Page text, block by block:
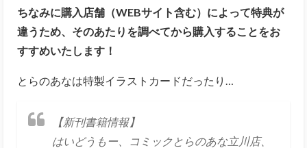
ちなみに購入店舗（WEBサイト含む）によって特典が
違うため、そのあたりを調べてから購入することをお
すすめいたします！
とらのあなは特製イラストカードだったり…
【新刊書籍情報】
はいどうもー、コミックとらのあな立川店、